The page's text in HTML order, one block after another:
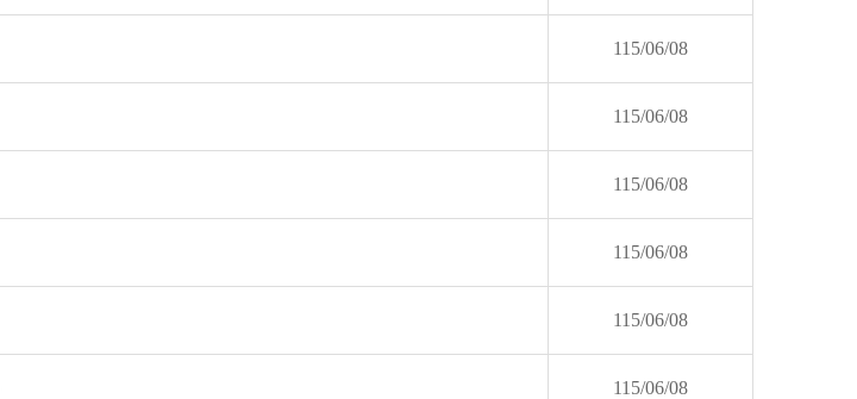
115/06/08
115/06/08
115/06/08
115/06/08
115/06/08
115/06/08